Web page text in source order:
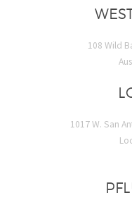
108 Wild
1017 W. San